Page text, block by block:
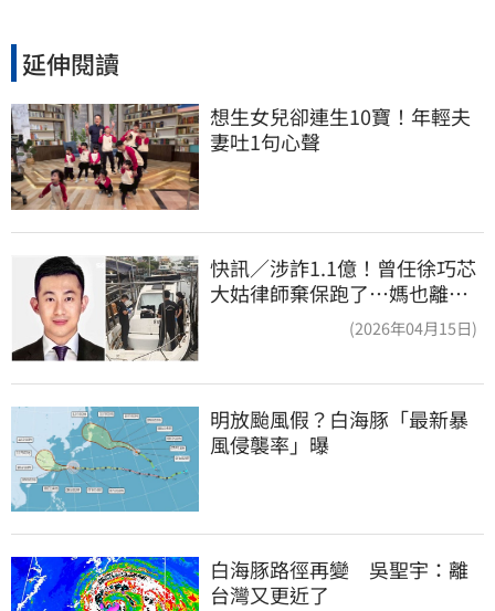
延伸閱讀
想生女兒卻連生10寶！年輕夫
妻吐1句心聲
快訊／涉詐1.1億！曾任徐巧芯
大姑律師棄保跑了…媽也離
(2026年04月15日)
明放颱風假？白海豚「最新暴
風侵襲率」曝
白海豚路徑再變　吳聖宇：離
台灣又更近了